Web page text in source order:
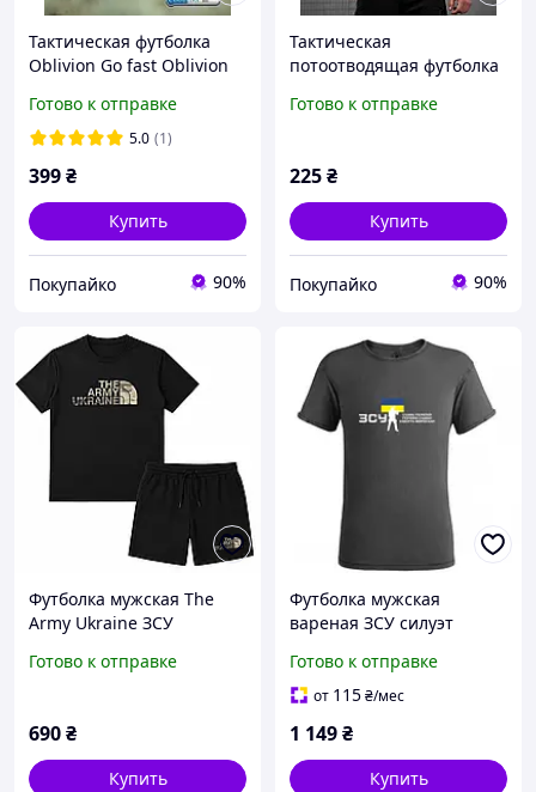
Тактическая футболка
Oblivion Go fast Oblivion
Готово к отправке
5.0 (1)
399₴
Купить
Покупайко 90%
Тактическая
потоотводящая футболка
ДЛ7055
Готово к отправке
225₴
Купить
Покупайко 90%
Футболка мужская The
Army Ukraine ЗСУ
Готово к отправке
690₴
Купить
Футболка мужская
вареная ЗСУ силуэт
Готово к отправке
от 115₴/мес
1 149₴
Купить